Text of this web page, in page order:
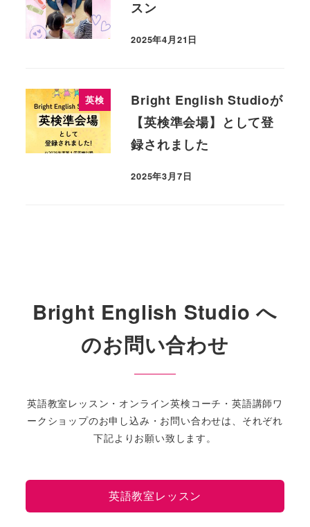
スン
2025年4月21日
英検
Bright English Studioが
【英検準会場】として登
録されました
2025年3月7日
Bright English Studio へ
のお問い合わせ
英語教室レッスン・オンライン英検コーチ・英語講師ワ
ークショップのお申し込み・お問い合わせは、それぞれ
下記よりお願い致します。
英語教室レッスン